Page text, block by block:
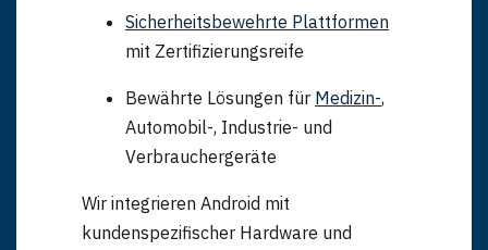
Sicherheitsbewehrte Plattformen
mit Zertifizierungsreife
Bewährte Lösungen für Medizin-,
Automobil-, Industrie- und
Verbrauchergeräte
Wir integrieren Android mit
kundenspezifischer Hardware und